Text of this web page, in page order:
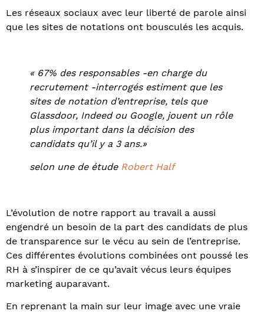
Les réseaux sociaux avec leur liberté de parole ainsi
que les sites de notations ont bousculés les acquis.
« 67% des responsables -en charge du
recrutement -interrogés estiment que les
sites de notation d’entreprise, tels que
Glassdoor, Indeed ou Google, jouent un rôle
plus important dans la décision des
candidats qu’il y a 3 ans.»
selon une de étudeRobert Half
L’évolution de notre rapport au travail a aussi
engendré un besoin de la part des candidats de plus
de transparence sur le vécu au sein de l’entreprise.
Ces différentes évolutions combinées ont poussé les
RH à s’inspirer de ce qu’avait vécus leurs équipes
marketing auparavant.
En reprenant la main sur leur image avec une vraie